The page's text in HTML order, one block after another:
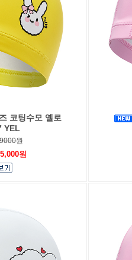
코팅수모 옐로
YEL
원
원